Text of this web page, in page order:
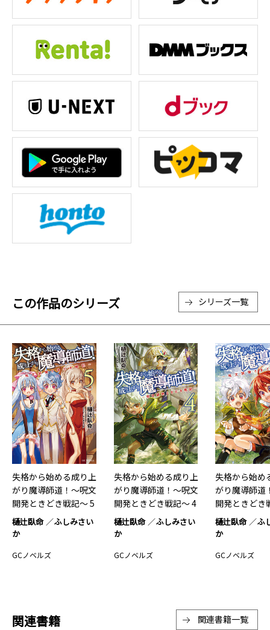
この作品のシリーズ シリーズ一覧
失格から始める成り上
がり魔導師道！～呪文
開発ときどき戦記～ 5
樋辻臥命
ふしみさい
か
GCノベルズ
失格から始める成り上
がり魔導師道！～呪文
開発ときどき戦記～ 4
樋辻臥命
ふしみさい
か
GCノベルズ
失格から始め
がり魔導師道
開発ときどき
樋辻臥命
ふ
か
GCノベルズ
関連書籍 関連書籍一覧